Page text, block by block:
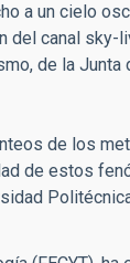
a un cielo
del canal sky-
de la Junta
de los
de estos